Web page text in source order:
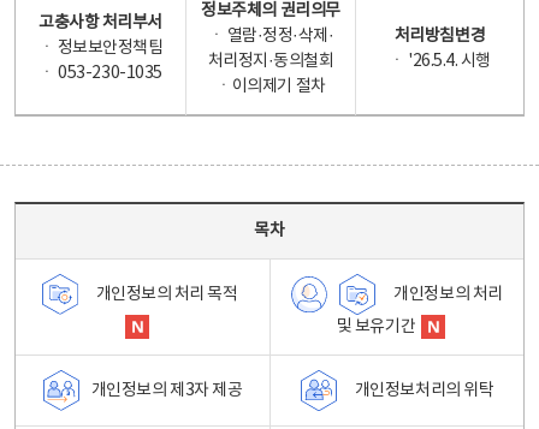
고충사항 처리부서
ㆍ 정보보안정책팀
ㆍ 053-230-1035
정보주체의 권리의무
ㆍ 열람·정정·삭제·
처리정지·동의철회
ㆍ이의제기 절차
처리방침변경
ㆍ '26.5.4. 시행
목차
개인정보의 처리 목적
개인정보의 처리
및 보유기간
개인정보의 제3자 제공 개인정보처리의 위탁